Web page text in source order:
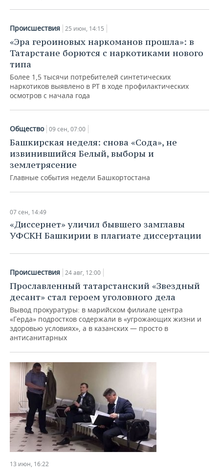
Происшествия 25 июн, 14:15
«Эра героиновых наркоманов прошла»: в
Татарстане борются с наркотиками нового
типа
Более 1,5 тысячи потребителей синтетических
наркотиков выявлено в РТ в ходе профилактических
осмотров с начала года
Общество 09 сен, 07:00
Башкирская неделя: снова «Сода», не
извинившийся Белый, выборы и
землетрясение
Главные события недели Башкортостана
07 сен, 14:49
«Диссернет» уличил бывшего замглавы
УФСКН Башкирии в плагиате диссертации
Происшествия 24 авг, 12:00
Прославленный татарстанский «Звездный
десант» стал героем уголовного дела
Вывод прокуратуры: в марийском филиале центра
«Герда» подростков содержали в «угрожающих жизни и
здоровью условиях», а в казанских — просто в
антисанитарных
13 июн, 16:22